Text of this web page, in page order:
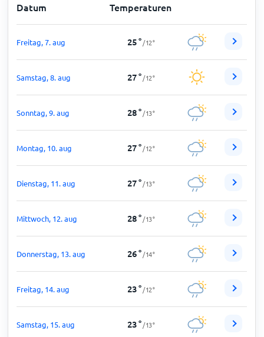
Datum Temperaturen
Freitag, 7. aug 25° /12°
Samstag, 8. aug 27° /12°
Sonntag, 9. aug 28° /13°
Montag, 10. aug 27° /12°
Dienstag, 11. aug 27° /13°
Mittwoch, 12. aug 28° /13°
Donnerstag, 13. aug 26° /14°
Freitag, 14. aug 23° /12°
Samstag, 15. aug 23° /13°